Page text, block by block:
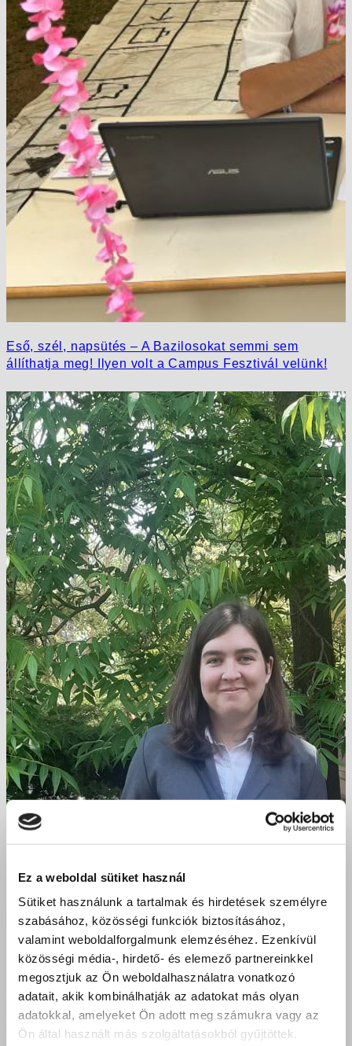
Ez a weboldal sütiket használ
Sütiket használunk a tartalmak és hirdetések személyre
szabásához, közösségi funkciók biztosításához,
valamint weboldalforgalmunk elemzéséhez. Ezenkívül
közösségi média-, hirdető- és elemező partnereinkkel
megosztjuk az Ön weboldalhasználatra vonatkozó
adatait, akik kombinálhatják az adatokat más olyan
adatokkal, amelyeket Ön adott meg számukra vagy az
Ön által használt más szolgáltatásokból gyűjtöttek.
Eső, szél, napsütés – A Bazilosokat semmi sem
állíthatja meg! Ilyen volt a Campus Fesztivál velünk!